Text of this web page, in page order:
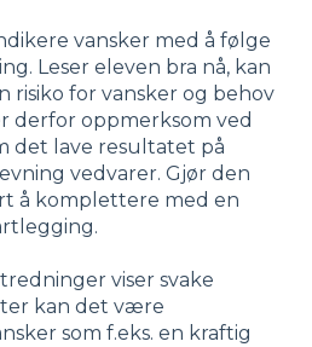
vansker med å følge
Leser eleven bra nå, kan
risiko for vansker og behov
derfor oppmerksom ved
det lave resultatet på
vedvarer. Gjør den
å komplettere med en
viser svake
kan det være
som f.eks. en kraftig